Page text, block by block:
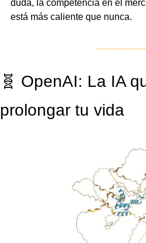
duda, la competencia en el
está más caliente que nunca.
🧬 OpenAI: La IA
prolongar tu vida